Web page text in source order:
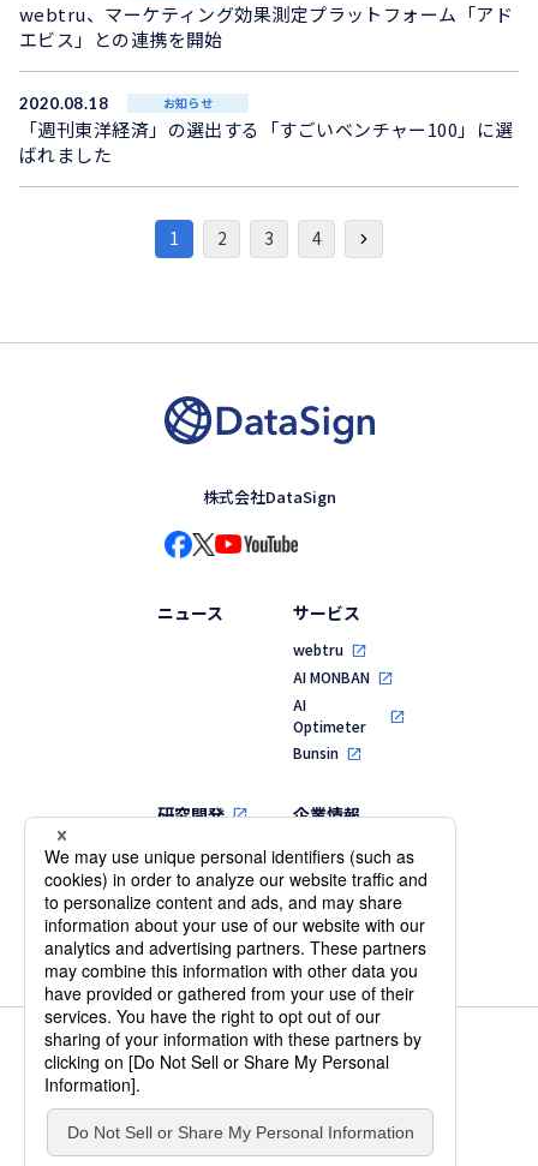
webtru、マーケティング効果測定プラットフォーム「アド
エビス」との連携を開始
2020.08.18 お知らせ
「週刊東洋経済」の選出する「すごいベンチャー100」に選
ばれました
1 2 3 4
株式会社DataSign
ニュース サービス
webtru
AI MONBAN
AI
Optimeter
Bunsin
研究開発 企業情報
代表メッセージ
MVV・行動指針
会社概要・役員
一覧
沿革
個人情報保護方針 情報セキュリティ基本方針
IS 701231 / ISO 27001